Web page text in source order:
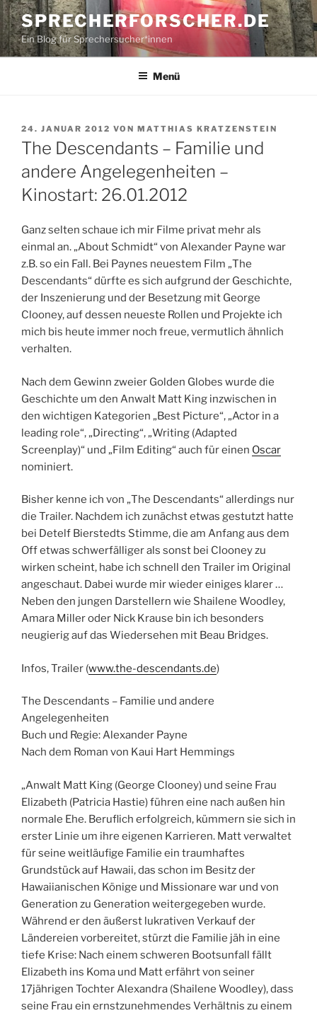
Zum
Inhalt
springen
SPRECHERFORSCHER.DE
Ein Blog für Sprechersucher*innen
Menü
VERÖFFENTLICHT
AM
24. JANUAR 2012 VON MATTHIAS KRATZENSTEIN
The Descendants – Familie und
andere Angelegenheiten –
Kinostart: 26.01.2012
Ganz selten schaue ich mir Filme privat mehr als
einmal an. „About Schmidt“ von Alexander Payne war
z.B. so ein Fall. Bei Paynes neuestem Film „The
Descendants“ dürfte es sich aufgrund der Geschichte,
der Inszenierung und der Besetzung mit George
Clooney, auf dessen neueste Rollen und Projekte ich
mich bis heute immer noch freue, vermutlich ähnlich
verhalten.
Nach dem Gewinn zweier Golden Globes wurde die
Geschichte um den Anwalt Matt King inzwischen in
den wichtigen Kategorien „Best Picture“, „Actor in a
leading role“, „Directing“, „Writing (Adapted
Screenplay)“ und „Film Editing“ auch für einen Oscar
nominiert.
Bisher kenne ich von „The Descendants“ allerdings nur
die Trailer. Nachdem ich zunächst etwas gestutzt hatte
bei Detelf Bierstedts Stimme, die am Anfang aus dem
Off etwas schwerfälliger als sonst bei Clooney zu
wirken scheint, habe ich schnell den Trailer im Original
angeschaut. Dabei wurde mir wieder einiges klarer …
Neben den jungen Darstellern wie Shailene Woodley,
Amara Miller oder Nick Krause bin ich besonders
neugierig auf das Wiedersehen mit Beau Bridges.
Infos, Trailer (www.the-descendants.de)
The Descendants – Familie und andere
Angelegenheiten
Buch und Regie: Alexander Payne
Nach dem Roman von Kaui Hart Hemmings
„Anwalt Matt King (George Clooney) und seine Frau
Elizabeth (Patricia Hastie) führen eine nach außen hin
normale Ehe. Beruflich erfolgreich, kümmern sie sich in
erster Linie um ihre eigenen Karrieren. Matt verwaltet
für seine weitläufige Familie ein traumhaftes
Grundstück auf Hawaii, das schon im Besitz der
Hawaiianischen Könige und Missionare war und von
Generation zu Generation weitergegeben wurde.
Während er den äußerst lukrativen Verkauf der
Ländereien vorbereitet, stürzt die Familie jäh in eine
tiefe Krise: Nach einem schweren Bootsunfall fällt
Elizabeth ins Koma und Matt erfährt von seiner
17jährigen Tochter Alexandra (Shailene Woodley), dass
seine Frau ein ernstzunehmendes Verhältnis zu einem